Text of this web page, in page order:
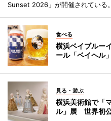
Sunset 2026」が開催されている。
食べる
横浜ベイブルー
ール「ベイヘル」
見る・遊ぶ
横浜美術館で「
ル」展 世界初